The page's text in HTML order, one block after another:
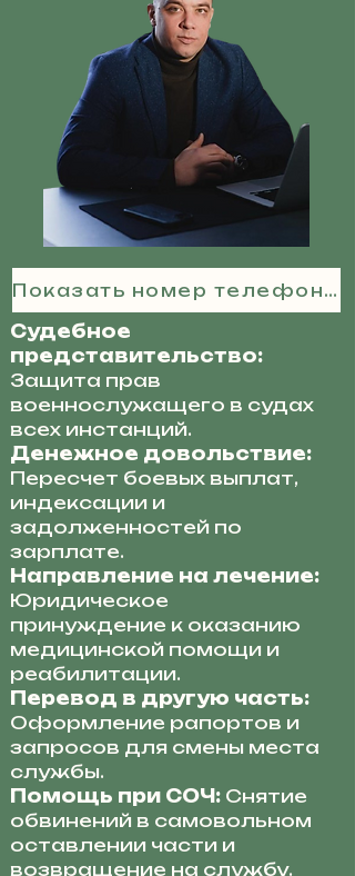
Показать номер телефона
Судебное
представительство:
Защита прав
военнослужащего в судах
всех инстанций.
Денежное довольствие:
Пересчет боевых выплат,
индексации и
задолженностей по
зарплате.
Направление на лечение:
Юридическое
принуждение к оказанию
медицинской помощи и
реабилитации.
Перевод в другую часть:
Оформление рапортов и
запросов для смены места
службы.
Помощь при СОЧ: Снятие
обвинений в самовольном
оставлении части и
возвращение на службу.